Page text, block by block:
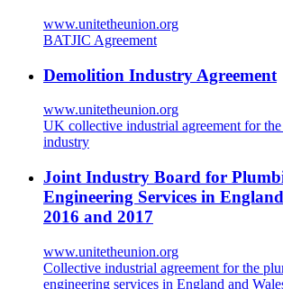
www.unitetheunion.org
BATJIC Agreement
Demolition Industry Agreement
www.unitetheunion.org
UK collective industrial agreement for
industry
Joint Industry Board for
Engineering Services in
2016 and 2017
www.unitetheunion.org
Collective industrial agreement for the
engineering services in England and